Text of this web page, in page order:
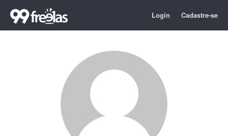
Login Cadastre-se